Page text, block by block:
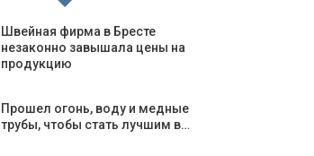
Швейная фирма в Бресте
незаконно завышала цены на
продукцию
Прошел огонь, воду и медные
трубы, чтобы стать лучшим в…